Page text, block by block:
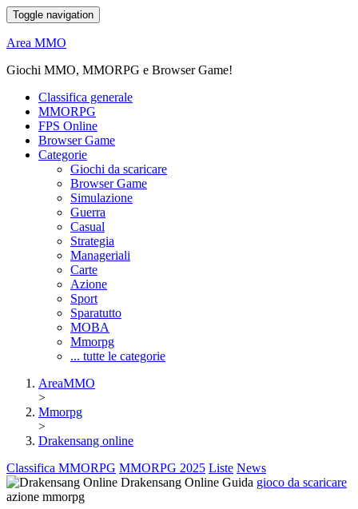
Toggle navigation
Area MMO
Giochi MMO, MMORPG e Browser Game!
Classifica generale
MMORPG
FPS Online
Browser Game
Categorie
Giochi da scaricare
Browser Game
Simulazione
Guerra
Casual
Strategia
Manageriali
Carte
Azione
Sport
Sparatutto
MOBA
Mmorpg
... tutte le categorie
AreaMMO
>
Mmorpg
>
Drakensang online
Classifica MMORPG MMORPG 2025 Liste News
Drakensang Online Guida gioco da scaricare
azione mmorpg